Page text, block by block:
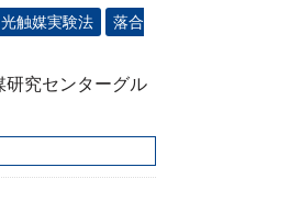
光触媒実験法
落合
研究センターグル